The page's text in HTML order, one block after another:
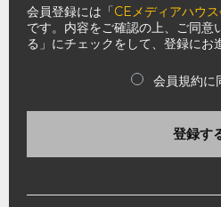
会員登録には「CEメディアハウ
です。内容をご確認の上、ご同意
る」にチェックをして、登録にお
会員規約に
登録す